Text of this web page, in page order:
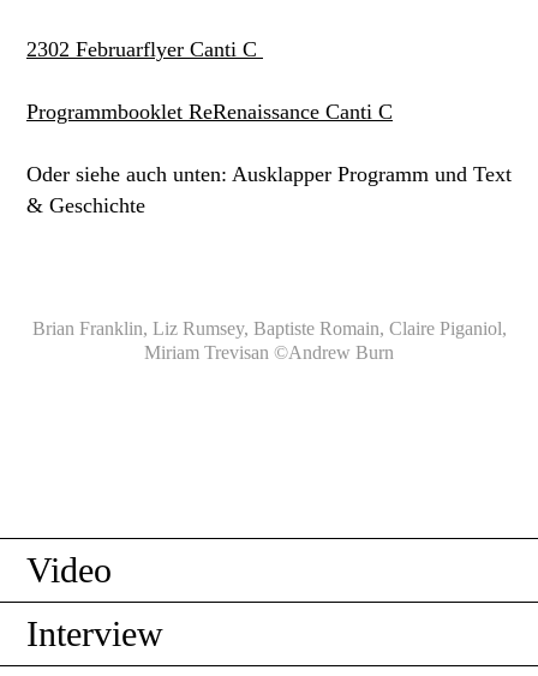
2302 Februarflyer Canti C
Programmbooklet ReRenaissance Canti C
Oder siehe auch unten: Ausklapper Programm und Text
& Geschichte
Brian Franklin, Liz Rumsey, Baptiste Romain, Claire Piganiol,
Miriam Trevisan ©Andrew Burn
Video
Interview